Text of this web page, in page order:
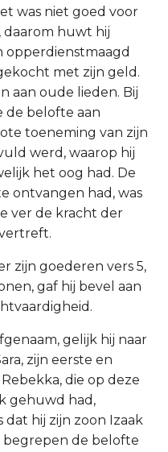
was niet goed voor
daarom huwt hij
opperdienstmaagd
met zijn geld.
aan oude lieden. Bij
de belofte aan
toeneming van zijn
werd, waarop hij
het oog had. De
ontvangen had, was
ver de kracht der
zijn goederen vers 5,
gaf hij bevel aan
gelijk hij naar
zijn eerste en
die op deze
gehuwd had,
dat hij zijn zoon Izaak
begrepen de belofte